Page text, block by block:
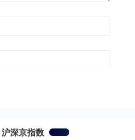
沪深京指数